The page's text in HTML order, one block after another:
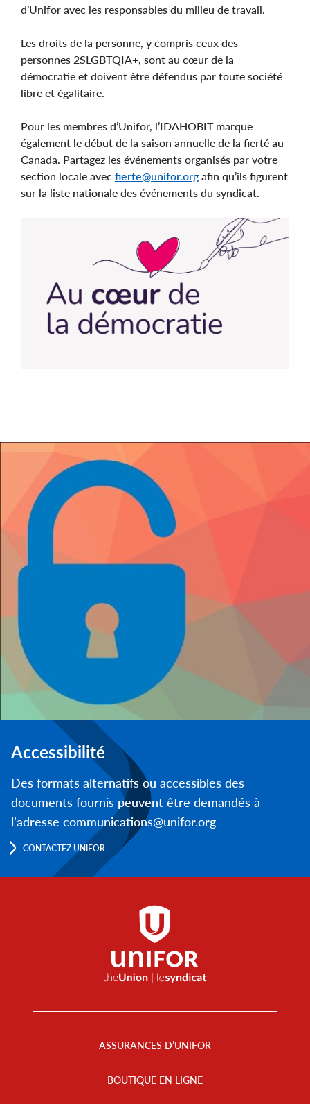
d’Unifor avec les responsables du milieu de travail.
Les droits de la personne, y compris ceux des
personnes 2SLGBTQIA+, sont au cœur de la
démocratie et doivent être défendus par toute société
libre et égalitaire.
Pour les membres d’Unifor, l’IDAHOBIT marque
également le début de la saison annuelle de la fierté au
Canada. Partagez les événements organisés par votre
section locale avec fierte@unifor.org afin qu’ils figurent
sur la liste nationale des événements du syndicat.
Accessibilité
Des formats alternatifs ou accessibles des
documents fournis peuvent être demandés à
l’adresse communications@unifor.org
CONTACTEZ UNIFOR
ASSURANCES D’UNIFOR
BOUTIQUE EN LIGNE